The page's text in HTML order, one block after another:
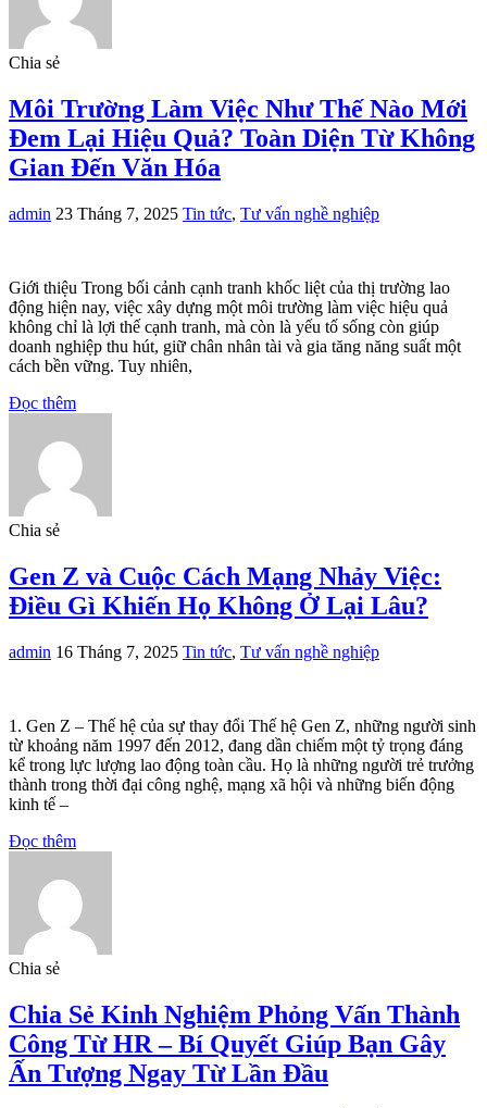
Chia sẻ
Môi Trường Làm Việc Như Thế Nào Mới
Đem Lại Hiệu Quả? Toàn Diện Từ Không
Gian Đến Văn Hóa
admin 23 Tháng 7, 2025 Tin tức, Tư vấn nghề nghiệp
Giới thiệu Trong bối cảnh cạnh tranh khốc liệt của thị trường lao
động hiện nay, việc xây dựng một môi trường làm việc hiệu quả
không chỉ là lợi thế cạnh tranh, mà còn là yếu tố sống còn giúp
doanh nghiệp thu hút, giữ chân nhân tài và gia tăng năng suất một
cách bền vững. Tuy nhiên,
Đọc thêm
Chia sẻ
Gen Z và Cuộc Cách Mạng Nhảy Việc:
Điều Gì Khiến Họ Không Ở Lại Lâu?
admin 16 Tháng 7, 2025 Tin tức, Tư vấn nghề nghiệp
1. Gen Z – Thế hệ của sự thay đổi Thế hệ Gen Z, những người sinh
từ khoảng năm 1997 đến 2012, đang dần chiếm một tỷ trọng đáng
kể trong lực lượng lao động toàn cầu. Họ là những người trẻ trưởng
thành trong thời đại công nghệ, mạng xã hội và những biến động
kinh tế –
Đọc thêm
Chia sẻ
Chia Sẻ Kinh Nghiệm Phỏng Vấn Thành
Công Từ HR – Bí Quyết Giúp Bạn Gây
Ấn Tượng Ngay Từ Lần Đầu